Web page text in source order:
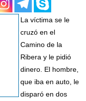
La víctima se le
cruzó en el
Camino de la
Ribera y le pidió
dinero. El hombre,
que iba en auto, le
disparó en dos